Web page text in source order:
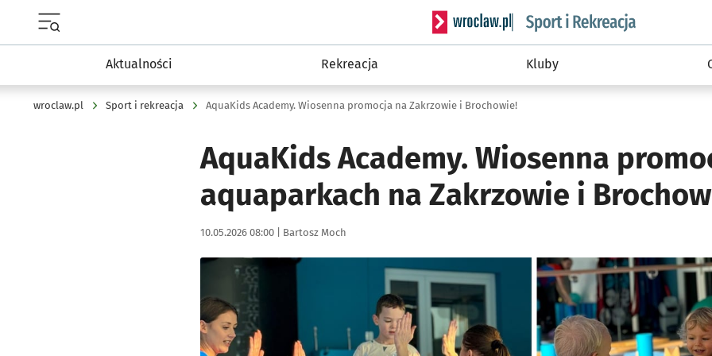
Serwis informacyjny wroclaw.pl podserwis: Sport
Aktualności Rekreacja Kluby
wroclaw.pl Sport i rekreacja AquaKids Academy. Wiosenna promocja na Zakrzowie i Brochowie!
AquaKids Academy. Wiosenna
aquaparkach na Zakrzowie i
Data publikacji:
10.05.2026 08:00 | Autor:
Bartosz Moch
Kliknij, aby powiększyć